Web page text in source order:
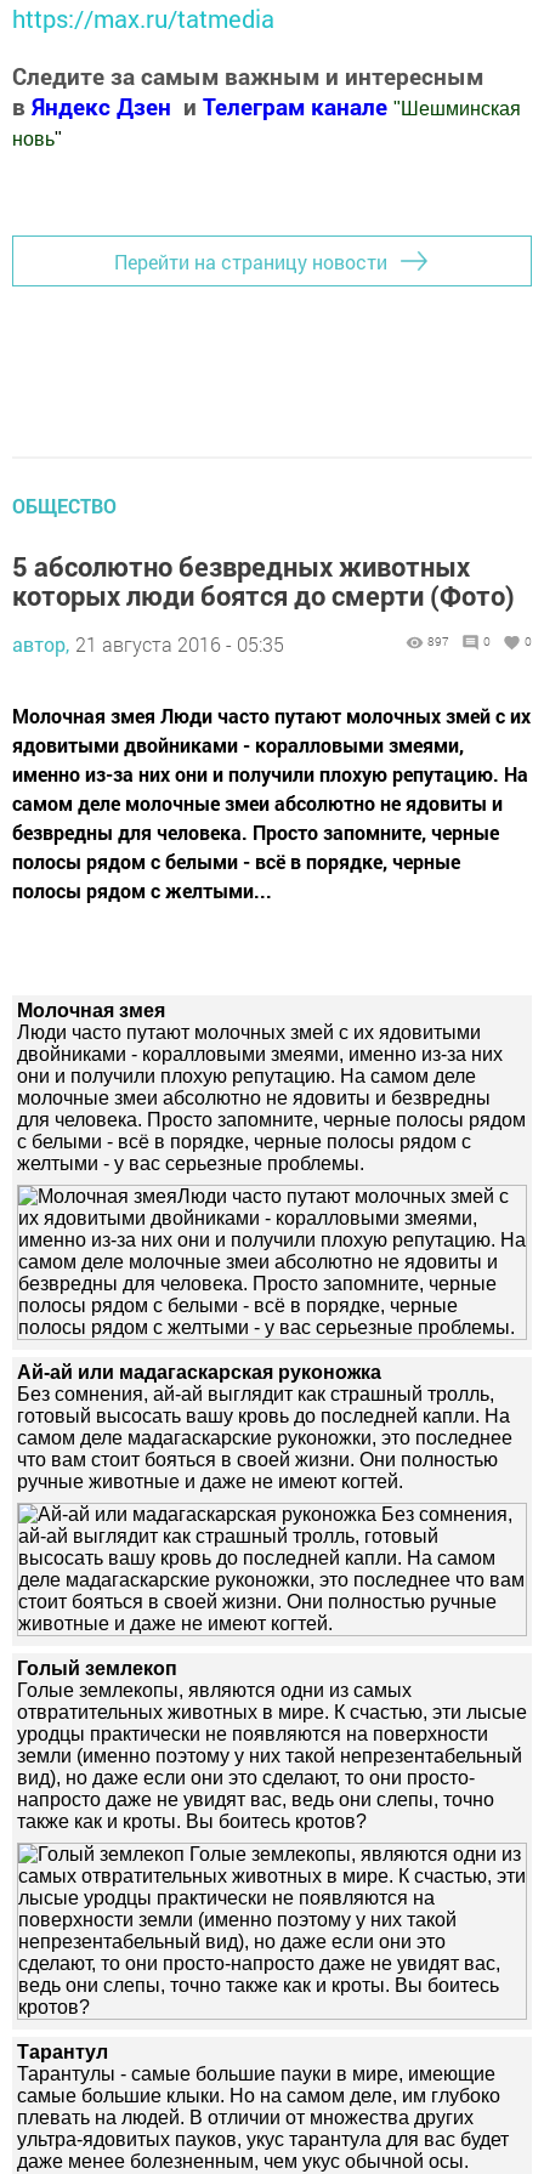
https://max.ru/tatmedia
Следите за самым важным и интересным
в Яндекс Дзен и Телеграм канале " Шешминская
новь"
Перейти на страницу новости
ОБЩЕСТВО
5 абсолютно безвредных животных
которых люди боятся до смерти (Фото)
автор, 21 августа 2016 - 05:35 897 0 0
Молочная змея Люди часто путают молочных змей с их
ядовитыми двойниками - коралловыми змеями,
именно из-за них они и получили плохую репутацию. На
самом деле молочные змеи абсолютно не ядовиты и
безвредны для человека. Просто запомните, черные
полосы рядом с белыми - всё в порядке, черные
полосы рядом с желтыми...
Молочная змея
Люди часто путают молочных змей с их ядовитыми
двойниками - коралловыми змеями, именно из-за них
они и получили плохую репутацию. На самом деле
молочные змеи абсолютно не ядовиты и безвредны
для человека. Просто запомните, черные полосы рядом
с белыми - всё в порядке, черные полосы рядом с
желтыми - у вас серьезные проблемы.
Ай-ай или мадагаскарская руконожка
Без сомнения, ай-ай выглядит как страшный тролль,
готовый высосать вашу кровь до последней капли. На
самом деле мадагаскарские руконожки, это последнее
что вам стоит бояться в своей жизни. Они полностью
ручные животные и даже не имеют когтей.
Голый землекоп
Голые землекопы, являются одни из самых
отвратительных животных в мире. К счастью, эти лысые
уродцы практически не появляются на поверхности
земли (именно поэтому у них такой непрезентабельный
вид), но даже если они это сделают, то они просто-
напросто даже не увидят вас, ведь они слепы, точно
также как и кроты. Вы боитесь кротов?
Тарантул
Тарантулы - самые большие пауки в мире, имеющие
самые большие клыки. Но на самом деле, им глубоко
плевать на людей. В отличии от множества других
ультра-ядовитых пауков, укус тарантула для вас будет
даже менее болезненным, чем укус обычной осы.